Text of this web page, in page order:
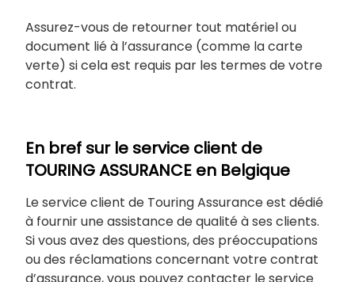
Assurez-vous de retourner tout matériel ou
document lié à l’assurance (comme la carte
verte) si cela est requis par les termes de votre
contrat.
En bref sur le service client de
TOURING ASSURANCE en Belgique
Le service client de Touring Assurance est dédié
à fournir une assistance de qualité à ses clients.
Si vous avez des questions, des préoccupations
ou des réclamations concernant votre contrat